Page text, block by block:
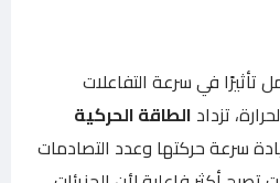
تأثيرًا في سرعة التفاعلات
تزداد الطاقة الحركية
سرعة حركتها وعدد التصادمات